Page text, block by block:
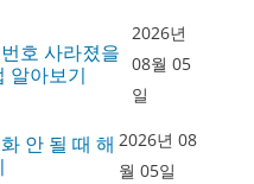
호 사라졌을
알아보기
2026년
08월 05
일
안 될 때 해 2026년 08
월 05일